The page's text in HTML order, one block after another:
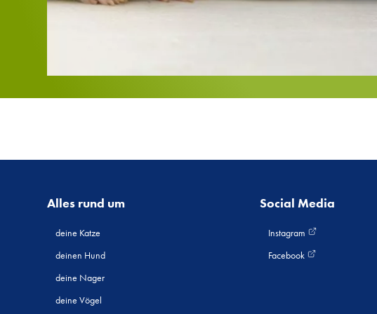
Alles rund um
deine Katze
deinen Hund
deine Nager
deine Vögel
Social Media
Instagram
Facebook